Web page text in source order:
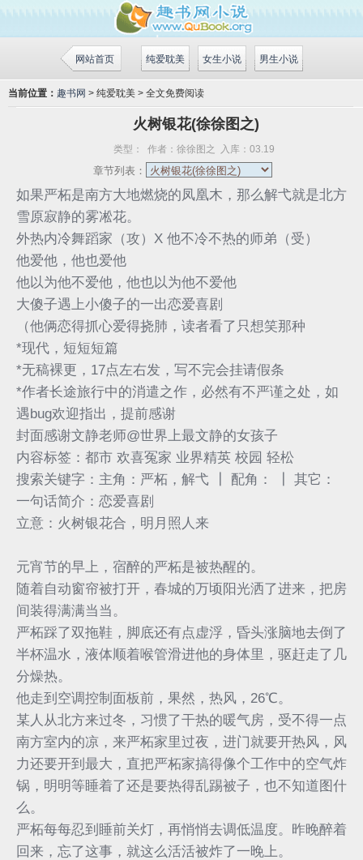
网站首页 男生小说
女生小说
纯爱耽美
当前位置： 趣书网 > 纯爱耽美 > 全文免费阅读
火树银花(徐徐图之)
类型： 作者：徐徐图之 入库：03.19
章节列表：
如果严柘是南方大地燃烧的凤凰木，那么解弋就是北方
雪原寂静的雾凇花。
外热内冷舞蹈家（攻）X 他不冷不热的师弟（受）
他爱他，他也爱他
他以为他不爱他，他也以为他不爱他
大傻子遇上小傻子的一出恋爱喜剧
（他俩恋得抓心爱得挠肺，读者看了只想笑那种
*现代，短短短篇
*无稿裸更，17点左右发，写不完会挂请假条
*作者长途旅行中的消遣之作，必然有不严谨之处，如
遇bug欢迎指出，提前感谢
封面感谢文静老师@世界上最文静的女孩子
内容标签：都市 欢喜冤家 业界精英 校园 轻松
搜索关键字：主角：严柘，解弋 ┃ 配角： ┃ 其它：
一句话简介：恋爱喜剧
立意：火树银花合，明月照人来
元宵节的早上，宿醉的严柘是被热醒的。
随着自动窗帘被打开，春城的万顷阳光洒了进来，把房
间装得满满当当。
严柘踩了双拖鞋，脚底还有点虚浮，昏头涨脑地去倒了
半杯温水，液体顺着喉管滑进他的身体里，驱赶走了几
分燥热。
他走到空调控制面板前，果然，热风，26℃。
某人从北方来过冬，习惯了干热的暖气房，受不得一点
南方室内的凉，来严柘家里过夜，进门就要开热风，风
力还要开到最大，直把严柘家搞得像个工作中的空气炸
锅，明明等睡着了还是要热得乱踢被子，也不知道图什
么。
严柘每每忍到睡前关灯，再悄悄去调低温度。昨晚醉着
回来，忘了这事，就这么活活被炸了一晚上。